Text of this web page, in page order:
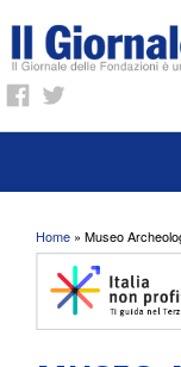
Tu sei qui
Home » Museo